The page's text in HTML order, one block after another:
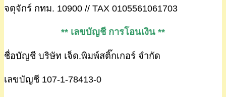
จตุจักร์ กทม. 10900 // TAX 0105561061703
** เลขบัญชี การโอนเงิน **
ชื่อบัญชี บริษัท เจ็ด.พิมพ์สติ๊กเกอร์ จำกัด
เลขบัญชี 107-1-78413-0